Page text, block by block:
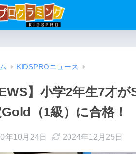
KIDSPROニュース
】小学2年生7才
（1級）に合格！
年10月24日 2024年12月25日